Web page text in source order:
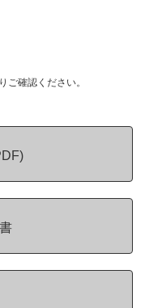
ご確認ください。